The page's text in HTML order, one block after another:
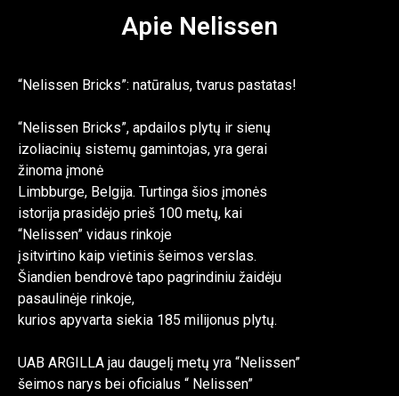
Apie Nelissen
“Nelissen Bricks”: natūralus, tvarus pastatas!
“Nelissen Bricks”, apdailos plytų ir sienų
izoliacinių sistemų gamintojas, yra gerai
žinoma įmonė
Limbburge, Belgija. Turtinga šios įmonės
istorija prasidėjo prieš 100 metų, kai
“Nelissen” vidaus rinkoje
įsitvirtino kaip vietinis šeimos verslas.
Šiandien bendrovė tapo pagrindiniu žaidėju
pasaulinėje rinkoje,
kurios apyvarta siekia 185 milijonus plytų.
UAB ARGILLA jau daugelį metų yra “Nelissen”
šeimos narys bei oficialus “ Nelissen”